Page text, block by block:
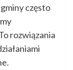
często
rozwiązania